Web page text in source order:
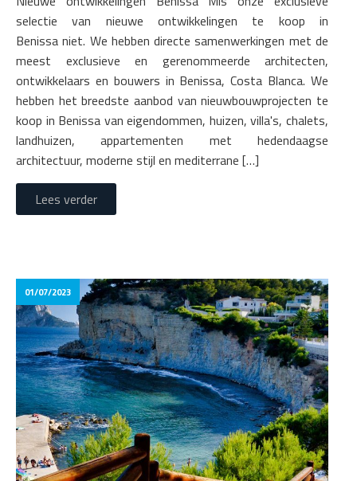
selectie van nieuwe ontwikkelingen te koop in
Benissa niet. We hebben directe samenwerkingen met de
meest exclusieve en gerenommeerde architecten,
ontwikkelaars en bouwers in Benissa, Costa Blanca. We
hebben het breedste aanbod van nieuwbouwprojecten te
koop in Benissa van eigendommen, huizen, villa's, chalets,
landhuizen, appartementen met hedendaagse
architectuur, moderne stijl en mediterrane […]
Lees verder
01/07/2023